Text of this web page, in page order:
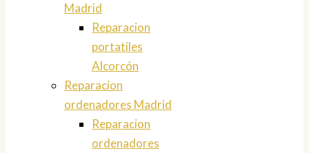
Madrid
Reparacion
portatiles
Alcorcón
Reparacion
ordenadores Madrid
Reparacion
ordenadores